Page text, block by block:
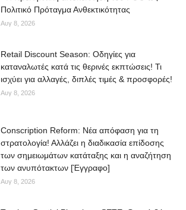
Πολιτικό Πρόταγμα Ανθεκτικότητας
Αυγ 8, 2026
Retail Discount Season: Οδηγίες για
καταναλωτές κατά τις θερινές εκπτώσεις! Τι
ισχύει για αλλαγές, διπλές τιμές & προσφορές!
Αυγ 8, 2026
Conscription Reform: Νέα απόφαση για τη
στρατολογία! Αλλάζει η διαδικασία επίδοσης
των σημειωμάτων κατάταξης και η αναζήτηση
των ανυπότακτων [Έγγραφο]
Αυγ 8, 2026